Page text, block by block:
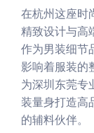
在杭州这座时
精致设计与高
作为男装细节
影响着服装的
为深圳东莞专
装量身打造高
的辅料伙伴。